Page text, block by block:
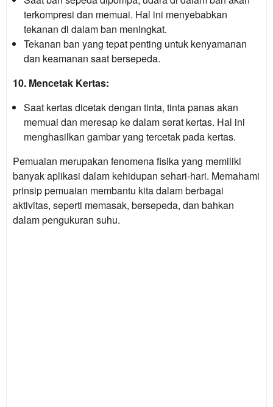
terkompresi dan memuai. Hal ini menyebabkan
tekanan di dalam ban meningkat.
Tekanan ban yang tepat penting untuk kenyamanan
dan keamanan saat bersepeda.
10. Mencetak Kertas:
Saat kertas dicetak dengan tinta, tinta panas akan
memuai dan meresap ke dalam serat kertas. Hal ini
menghasilkan gambar yang tercetak pada kertas.
Pemuaian merupakan fenomena fisika yang memiliki
banyak aplikasi dalam kehidupan sehari-hari. Memahami
prinsip pemuaian membantu kita dalam berbagai
aktivitas, seperti memasak, bersepeda, dan bahkan
dalam pengukuran suhu.